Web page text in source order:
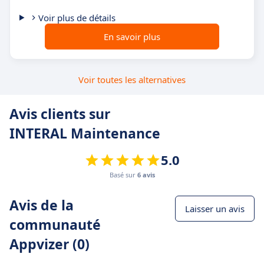
Voir plus de détails
En savoir plus
Voir toutes les alternatives
Avis clients sur
INTERAL Maintenance
5.0
Basé sur 6 avis
Avis de la
communauté
Appvizer (0)
Laisser un avis